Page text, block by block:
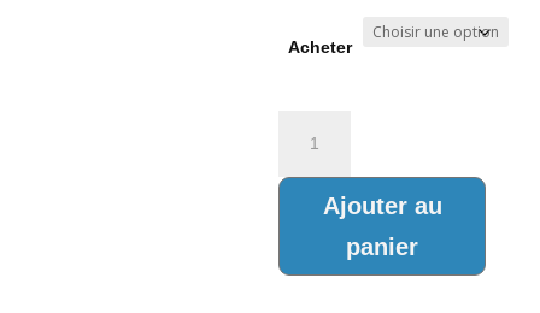
prix :
14,90 €
Acheter
FABULEUSE
HISTOIRE
VIN
Ajouter au
panier